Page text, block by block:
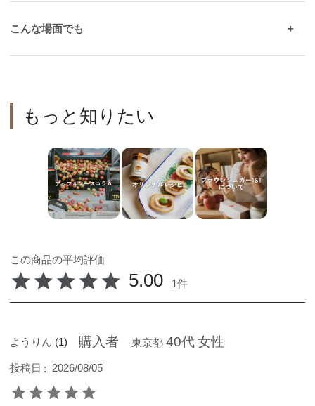
こんな場面でも
躍♪一番お声をいただく活用法です。
もっと知りたい
5.00 1
ようりん 1 購入者 東京都 40代女性
投稿日 2026/08/05